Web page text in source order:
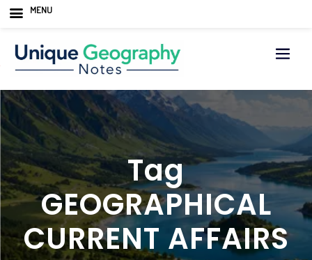
content
Tag
GEOGRAPHICAL
CURRENT AFFAIRS
MENU